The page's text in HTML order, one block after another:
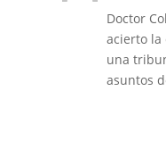
Doctor
acierto la
una
asuntos